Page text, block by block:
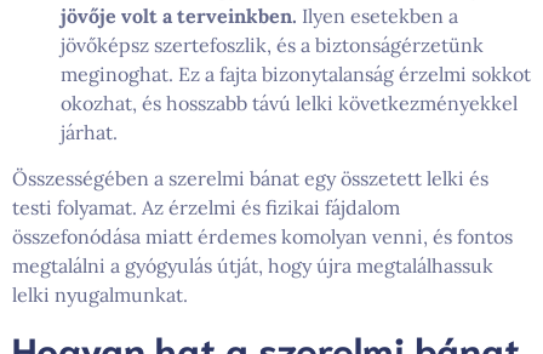
jövője volt a terveinkben. Ilyen esetekben a
jövőképsz szertefoszlik, és a biztonságérzetünk
meginoghat. Ez a fajta bizonytalanság érzelmi sokkot
okozhat, és hosszabb távú lelki következményekkel
járhat.
Összességében a szerelmi bánat egy összetett lelki és
testi folyamat. Az érzelmi és fizikai fájdalom
összefonódása miatt érdemes komolyan venni, és fontos
megtalálni a gyógyulás útját, hogy újra megtalálhassuk
lelki nyugalmunkat.